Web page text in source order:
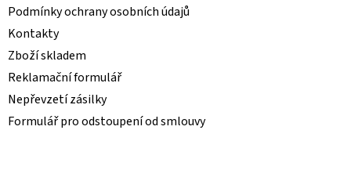
Podmínky ochrany osobních údajů
Kontakty
Zboží skladem
Reklamační formulář
Nepřevzetí zásilky
Formulář pro odstoupení od smlouvy